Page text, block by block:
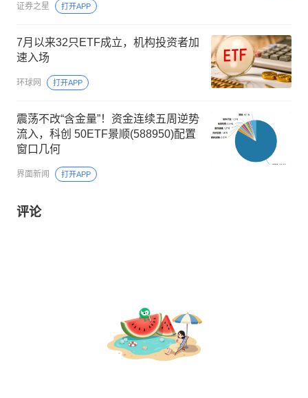
证券之星 打开APP
7月以来32只ETF成立，机构投资者加
速入场
环球网 打开APP
震荡不改“含金量”！资金连续五周逆势
流入，科创 50ETF景顺(588950)配置
窗口几何
界面新闻 打开APP
评论